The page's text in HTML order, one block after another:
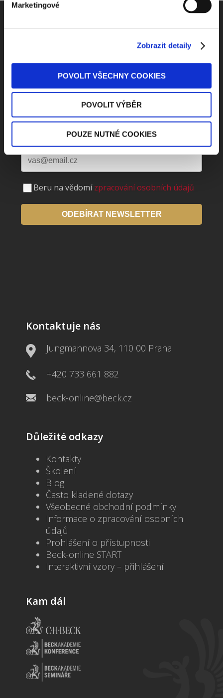
Marketingové
Zobrazit detaily
POVOLIT VŠECHNY COOKIES
POVOLIT VÝBĚR
POUZE NUTNÉ COOKIES
Odebírejte Beck-online
NEWS
Dostávejte od nás pravidelný měsíční souhrn
toho nejpopulárnějšího obsahu.
Beru na vědomízpracování osobních údajů
ODEBÍRAT NEWSLETTER
Kontaktuje nás
Jungmannova 34, 110 00 Praha
+420 733 661 882
beck-online@beck.cz
Důležité odkazy
Kontakty
Školení
Blog
Často kladené dotazy
Všeobecné obchodní podmínky
Informace o zpracování osobních
údajů
Prohlášení o přístupnosti
Beck-online START
Interaktivní vzory – přihlášení
Kam dál